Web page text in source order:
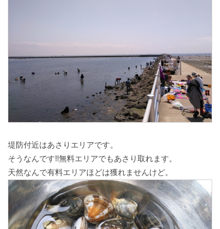
堤防付近はあさりエリアです。
そうなんです!!無料エリアでもあさり取れます。
天然なんで有料エリアほどは獲れませんけど。